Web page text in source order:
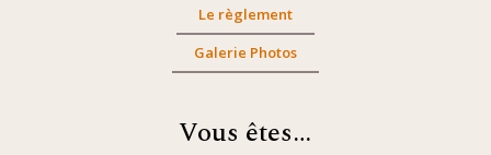
Le règlement
Galerie Photos
Vous êtes…